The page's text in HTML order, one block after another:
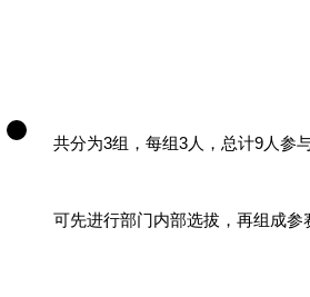
共分为3组，每组3人，总计9人参
可先进行部门内部选拔，再组成参